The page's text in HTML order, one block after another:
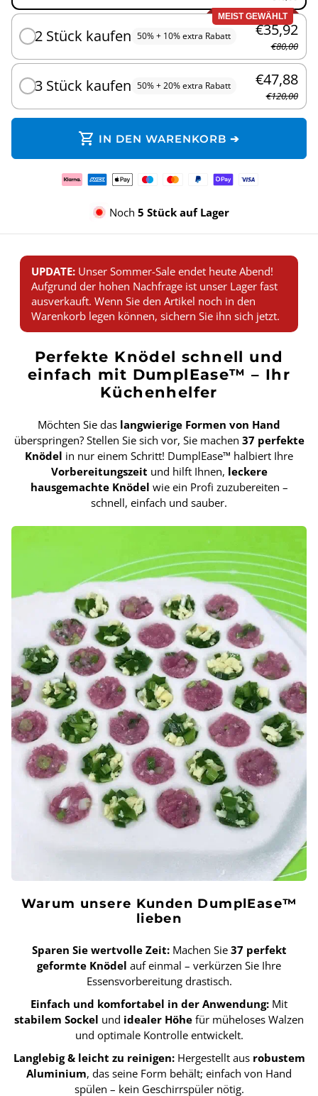
MEIST GEWÄHLT
2 Stück kaufen 50% + 10% extra Rabatt €35,92
€80,00
3 Stück kaufen 50% + 20% extra Rabatt €47,88
€120,00
shopping_cart IN DEN WARENKORB ➔
Zahlungsmethoden
Noch 5 Stück auf Lager
UPDATE: Unser Sommer-Sale endet heute Abend!
Aufgrund der hohen Nachfrage ist unser Lager fast
ausverkauft. Wenn Sie den Artikel noch in den
Warenkorb legen können, sichern Sie ihn sich jetzt.
Perfekte Knödel schnell und
einfach mit DumplEase™ – Ihr
Küchenhelfer
Möchten Sie das langwierige Formen von Hand
überspringen? Stellen Sie sich vor, Sie machen 37 perfekte
Knödel in nur einem Schritt! DumplEase™ halbiert Ihre
Vorbereitungszeit und hilft Ihnen, leckere
hausgemachte Knödel wie ein Profi zuzubereiten –
schnell, einfach und sauber.
Warum unsere Kunden DumplEase™
lieben
Sparen Sie wertvolle Zeit:Machen Sie 37 perfekt
geformte Knödel auf einmal – verkürzen Sie Ihre
Essensvorbereitung drastisch.
Einfach und komfortabel in der Anwendung: Mit
stabilem Sockel und idealer Höhe für müheloses Walzen
und optimale Kontrolle entwickelt.
Langlebig & leicht zu reinigen:Hergestellt aus robustem
Aluminium, das seine Form behält; einfach von Hand
spülen – kein Geschirrspüler nötig.